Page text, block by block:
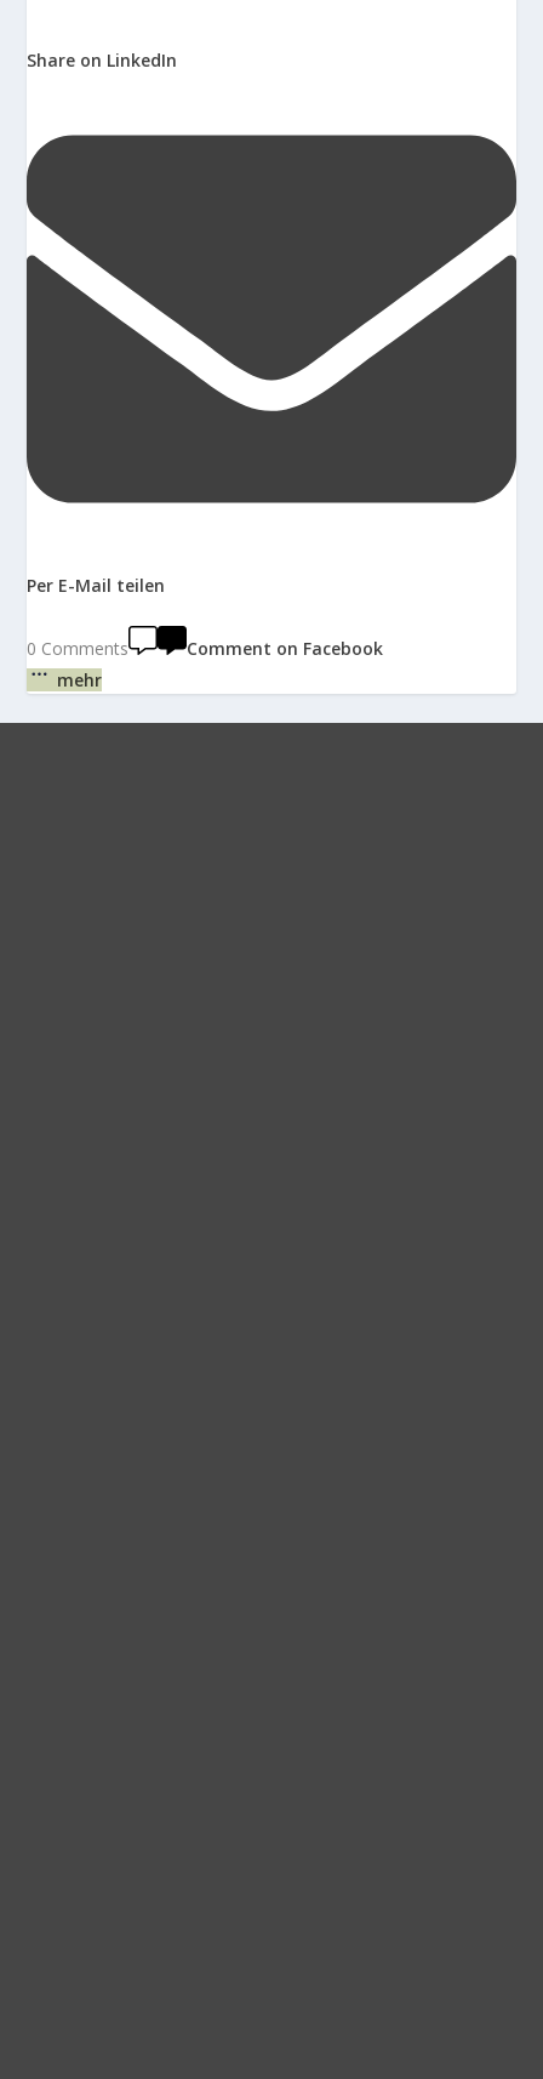
Share on LinkedIn
Per E-Mail teilen
0 Comments
Comment on Facebook
mehr